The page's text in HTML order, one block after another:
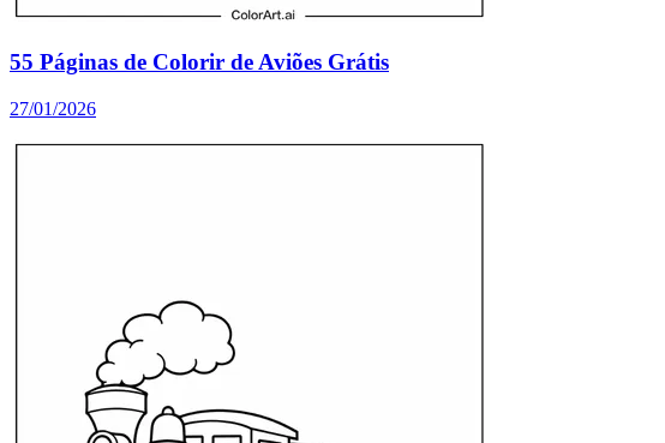
55 Páginas de Colorir de Aviões Grátis
27/01/2026